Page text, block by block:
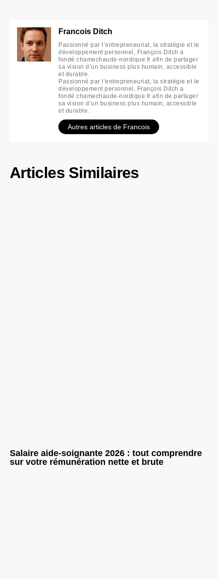
Francois Ditch
Passionné par l’entrepreneuriat, la stratégie et le
développement personnel, François Ditch a
fondé chamechaude-nordique.fr afin de partager
sa vision d’un business plus humain, accessible
et durable.
Passionné par l’entrepreneuriat, la stratégie et le
développement personnel, François Ditch a
fondé chamechaude-nordique.fr afin de partager
sa vision d’un business plus humain, accessible
et durable.
Autres articles de Francois
Articles Similaires
Salaire aide-soignante 2026 : tout comprendre
sur votre rémunération nette et brute